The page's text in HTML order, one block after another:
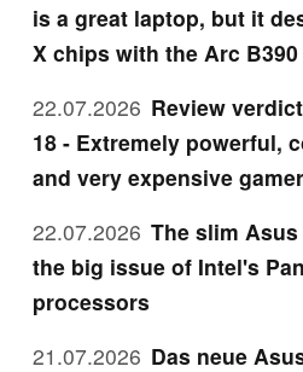
is a great laptop, but it
X chips with the Arc B390
22.07.2026 Review
18 - Extremely powerful,
and very expensive gamer
22.07.2026 The slim
the big issue of Intel's
processors
21.07.2026 Das neue